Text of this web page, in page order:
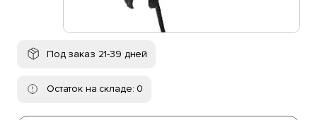
Под заказ 21-39 дней
Остаток на складе: 0